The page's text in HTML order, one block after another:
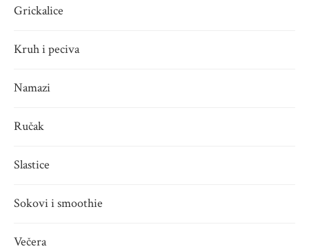
Grickalice
Kruh i peciva
Namazi
Ručak
Slastice
Sokovi i smoothie
Večera